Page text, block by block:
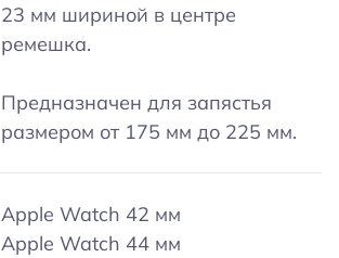
23 мм шириной в центре
ремешка.
Предназначен для запястья
размером от 175 мм до 225 мм.
Apple Watch 42 мм
Apple Watch 44 мм